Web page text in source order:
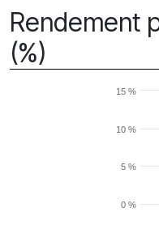
Rendement
(%)
0 %
5 %
10 %
15 %